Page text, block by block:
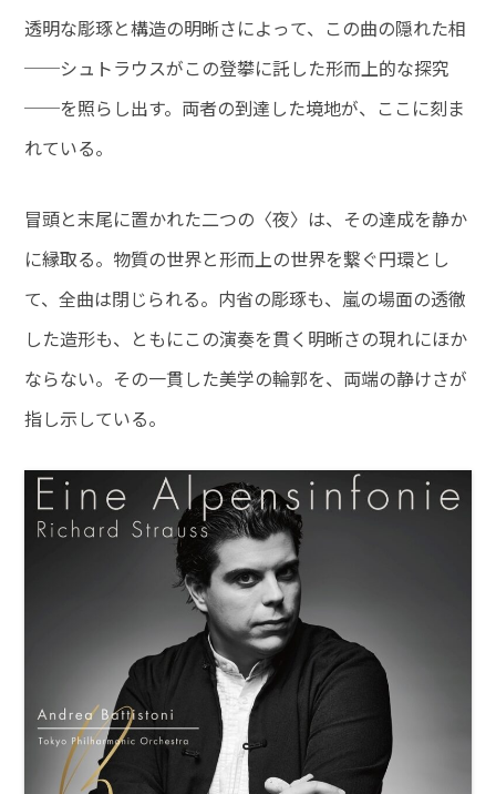
透明な彫琢と構造の明晰さによって、この曲の隠れた相
──シュトラウスがこの登攀に託した形而上的な探究
──を照らし出す。両者の到達した境地が、ここに刻ま
れている。
冒頭と末尾に置かれた二つの〈夜〉は、その達成を静か
に縁取る。物質の世界と形而上の世界を繋ぐ円環とし
て、全曲は閉じられる。内省の彫琢も、嵐の場面の透徹
した造形も、ともにこの演奏を貫く明晰さの現れにほか
ならない。その一貫した美学の輪郭を、両端の静けさが
指し示している。